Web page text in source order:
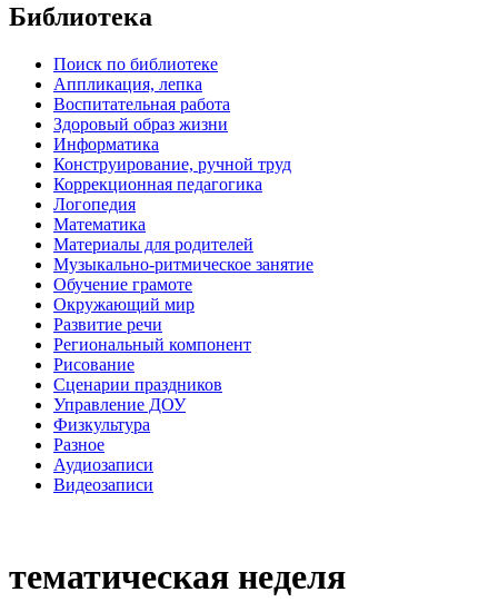
Библиотека
Поиск по библиотеке
Аппликация, лепка
Воспитательная работа
Здоровый образ жизни
Информатика
Конструирование, ручной труд
Коррекционная педагогика
Логопедия
Математика
Материалы для родителей
Музыкально-ритмическое занятие
Обучение грамоте
Окружающий мир
Развитие речи
Региональный компонент
Рисование
Сценарии праздников
Управление ДОУ
Физкультура
Разное
Аудиозаписи
Видеозаписи
тематическая неделя